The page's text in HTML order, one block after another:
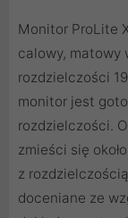
Monitor ProLite
calowy, matowy
rozdzielczości
monitor jest
rozdzielczości.
zmieści się
z
doceniane ze